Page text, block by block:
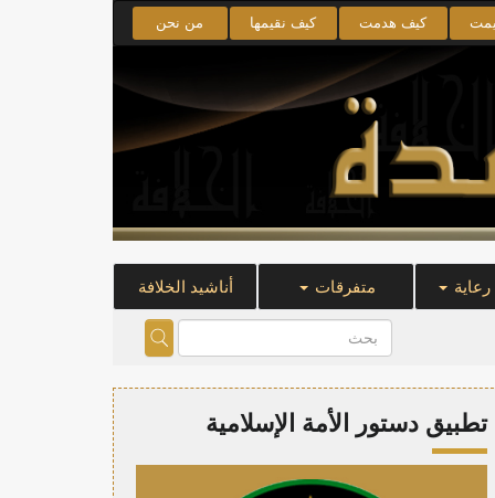
كيف هدمت كيف نقيمها من نحن
متفرقات أناشيد الخلافة
تطبيق دستور الأمة الإسلامية